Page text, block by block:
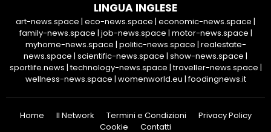
LINGUA INGLESE
art-news.space | eco-news.space | economic-news.space |
family-news.space | job-news.space | motor-news.space |
myhome-news.space | politic-news.space | realestate-
news.space | scientific-news.space | show-news.space |
sportlife.news |technology-news.space |traveller-news.space |
wellness-news.space | womenworld.eu |foodingnews.it
Home Il Network Termini e Condizioni
Privacy Policy
Cookie
Contatti